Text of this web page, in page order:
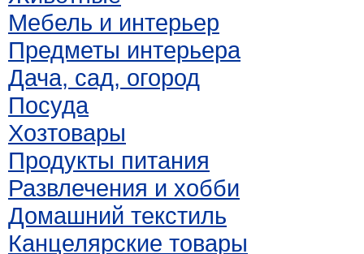
Мебель и интерьер
Предметы интерьера
Дача, сад, огород
Посуда
Хозтовары
Продукты питания
Развлечения и хобби
Домашний текстиль
Канцелярские товары